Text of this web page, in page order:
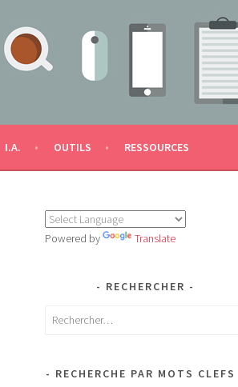
I.A. OUTILS RESSOURCES
Powered by Translate
RECHERCHER
Rechercher :
RECHERCHE PAR MOTS CLEFS